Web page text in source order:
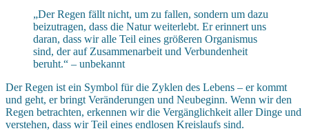
„Der Regen fällt nicht, um zu fallen, sondern um dazu
beizutragen, dass die Natur weiterlebt. Er erinnert uns
daran, dass wir alle Teil eines größeren Organismus
sind, der auf Zusammenarbeit und Verbundenheit
beruht.“ – unbekannt
Der Regen ist ein Symbol für die Zyklen des Lebens – er kommt
und geht, er bringt Veränderungen und Neubeginn. Wenn wir den
Regen betrachten, erkennen wir die Vergänglichkeit aller Dinge und
verstehen, dass wir Teil eines endlosen Kreislaufs sind.